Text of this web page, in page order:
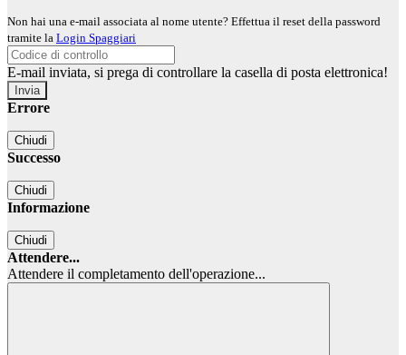
Non hai una e-mail associata al nome utente? Effettua il reset della password
tramite la Login Spaggiari
E-mail inviata, si prega di controllare la casella di posta elettronica!
Errore
Chiudi
Successo
Chiudi
Informazione
Chiudi
Attendere...
Attendere il completamento dell'operazione...